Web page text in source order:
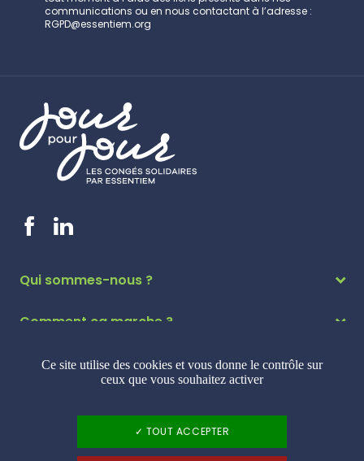
Ce site utilise des cookies et vous donne le contrôle sur
ceux que vous souhaitez activer
TOUT ACCEPTER
communications ou en nous contactant à l’adresse :
RGPD@essentiem.org
Qui sommes-nous ?
Comment ça marche ?
Pourquoi s’engager ?
© Jour pour jour 2026 - Tous droits réservés
Mentions légales